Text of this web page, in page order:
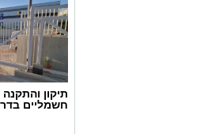
תיקון
חשמליים